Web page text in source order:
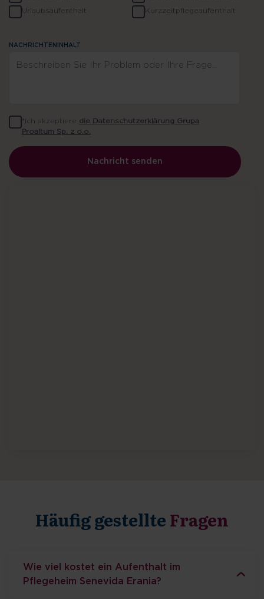
Wir stehen Ihnen gerne zur
Verfügung
Urlaubsaufenthalt Kurzzeitpflegeaufenthalt
NACHRICHTENINHALT
*Ich akzeptiere die Datenschutzerklärung Grupa
Proaltum Sp. z o.o.
Häufig gestellteFragen
Wie viel kostet ein Aufenthalt im
Pflegeheim Senevida Erania?